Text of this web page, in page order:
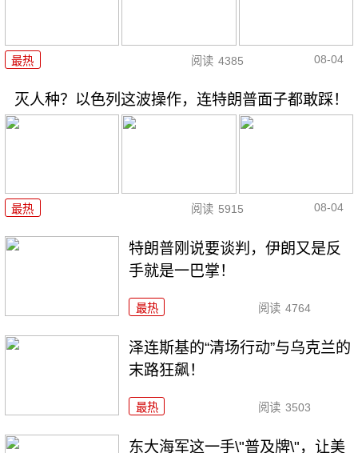
最热 阅读 4385 08-04
灭人种？以色列这波操作，连特朗普面子都敢踩！
最热 阅读 5915 08-04
特朗普刚说要谈判，伊朗又是反
手就是一巴掌！
最热 阅读 4764
泽连斯基的“清场行动”与乌克兰的
末路狂飙！
最热 阅读 3503
东大海军这一手\"普及牌\"，让美